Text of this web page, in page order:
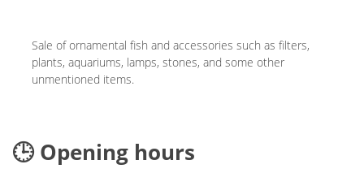
Sale of ornamental fish and accessories such as filters,
plants, aquariums, lamps, stones, and some other
unmentioned items.
🕒 Opening hours